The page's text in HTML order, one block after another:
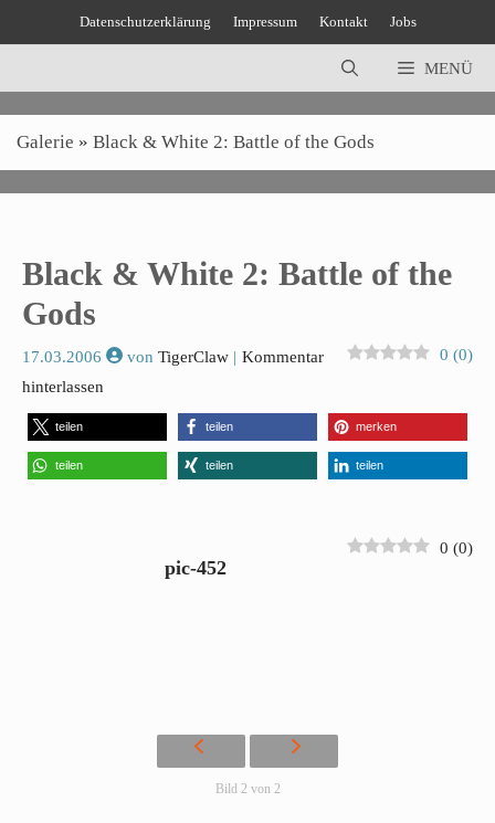
Datenschutzerklärung Impressum Kontakt Jobs
MENÜ
Galerie » Black & White 2: Battle of the Gods
Black & White 2: Battle of the
Gods
17.03.2006 von TigerClaw 0 (0)
Kommentar
hinterlassen
teilen teilen merken
teilen teilen teilen
0 (0)
pic-452
Bild 2 von 2